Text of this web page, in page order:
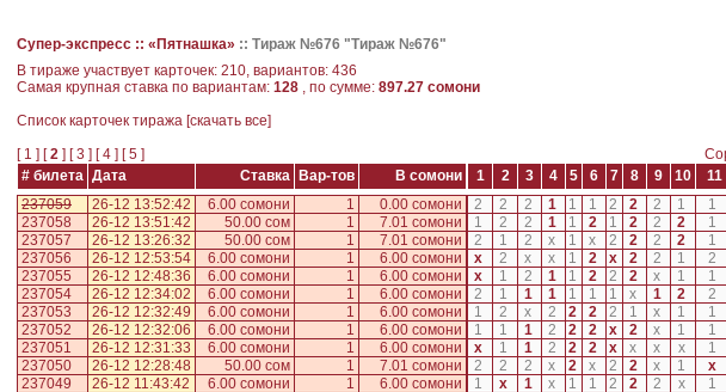
Супер-экспресс :: «Пятнашка» :: Тираж №676 "Тираж №676"
В тираже участвует карточек: 210, вариантов: 436
Самая крупная ставка по вариантам: 128 , по сумме: 897.27 сомони
Cписок карточек тиража [скачать все]
[1 ] [2 ] [3 ] [4 ] [5 ]
# билета Дата Ставка Вар-тов В сомони 1 2 3 4 5 6 7 8 9 10 11
237059
26-12 13:52:42 6.00 сомони 1 0.00 сомони 2 2 2 1 1 1 2 2 2 1 1
237058
26-12 13:51:42 50.00 сом 1 7.01 сомони 1 2 2 1 1 2 1 2 2 2 1
237057
26-12 13:26:32 50.00 сом 1 7.01 сомони 2 1 2 x 1 x 2 2 2 2 1
237056
26-12 12:53:54 6.00 сомони 1 6.00 сомони x 2 x x 1 2 x 2 2 1 2
237055
26-12 12:48:36 6.00 сомони 1 6.00 сомони x 1 2 1 1 2 2 2 x 1 1
237054
26-12 12:34:02 6.00 сомони 1 6.00 сомони 2 1 1 1 1 1 1 x 1 2 2
237053
26-12 12:32:49 6.00 сомони 1 6.00 сомони 1 2 x 2 2 2 2 1 x 1 1
237052
26-12 12:32:06 6.00 сомони 1 6.00 сомони 1 1 1 2 2 2 x 2 x 1 1
237051
26-12 12:31:33 6.00 сомони 1 6.00 сомони x 1 1 2 2 2 x x x x 1
237050
26-12 12:28:48 50.00 сом 1 7.01 сомони 2 2 2 x 2 x 2 2 x 1 x
237049
26-12 11:43:42 6.00 сомони 1 6.00 сомони 1 x 1 x 1 1 2 2 2 x 1